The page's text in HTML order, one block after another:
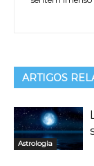
ARTIGOS
Astrologia